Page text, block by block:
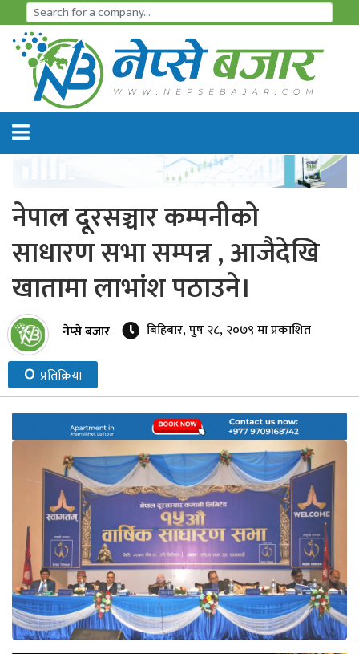
समाचार
अर्थतन्त्र
शेयर
बजार
आइ
पि
ओ
हाइड्रो
पावर
नेप्से
प्रमुख
बैंक-
वित्त
अन्य
नेपाल दूरसञ्चार कम्पनीको
साधारण सभा सम्पन्न , आजैदेखि
खातामा लाभांश पठाउने।
नेप्से बजार बिहिबार, पुष २८, २०७९ मा प्रकाशित
० प्रतिक्रिया